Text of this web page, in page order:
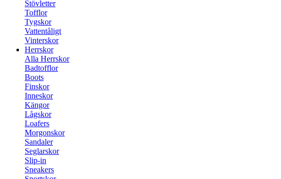
Stövletter
Tofflor
Tygskor
Vattentåligt
Vinterskor
Herrskor
Alla Herrskor
Badtofflor
Boots
Finskor
Inneskor
Kängor
Lågskor
Loafers
Morgonskor
Sandaler
Seglarskor
Slip-in
Sneakers